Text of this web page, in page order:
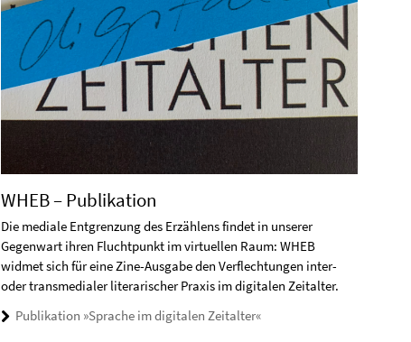
WHEB – Publikation
Die mediale Entgrenzung des Erzählens findet in unserer
Gegenwart ihren Fluchtpunkt im virtuellen Raum: WHEB
widmet sich für eine Zine-Ausgabe den Verflechtungen inter-
oder transmedialer literarischer Praxis im digitalen Zeitalter.
Publikation »Sprache im digitalen Zeitalter«